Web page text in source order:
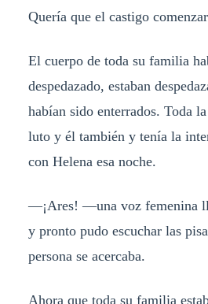
Quería que el castigo
El cuerpo de toda su familia
despedazado, estaban
habían sido enterrados. Toda
luto y él también y tenía la
con Helena esa noche.
—¡Ares! —una voz femenina
y pronto pudo escuchar las
persona se acercaba.
Ahora que toda su familia